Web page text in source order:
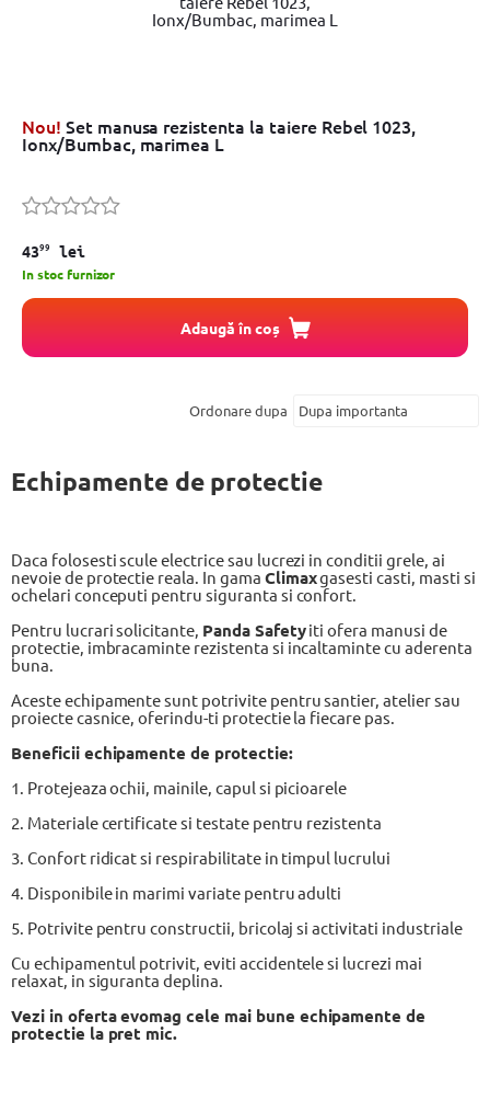
Nou! Set manusa rezistenta la taiere Rebel 1023,
Ionx/Bumbac, marimea L
4399 lei
In stoc furnizor
Adaugă în coș
Ordonare dupa
Echipamente de protectie
Daca folosesti scule electrice sau lucrezi in conditii grele, ai
nevoie de protectie reala. In gama Climaxgasesti casti, masti si
ochelari conceputi pentru siguranta si confort.
Pentru lucrari solicitante, Panda Safetyiti ofera manusi de
protectie, imbracaminte rezistenta si incaltaminte cu aderenta
buna.
Aceste echipamente sunt potrivite pentru santier, atelier sau
proiecte casnice, oferindu-ti protectie la fiecare pas.
Beneficii echipamente de protectie:
1. Protejeaza ochii, mainile, capul si picioarele
2. Materiale certificate si testate pentru rezistenta
3. Confort ridicat si respirabilitate in timpul lucrului
4. Disponibile in marimi variate pentru adulti
5. Potrivite pentru constructii, bricolaj si activitati industriale
Cu echipamentul potrivit, eviti accidentele si lucrezi mai
relaxat, in siguranta deplina.
Vezi in oferta evomag cele mai bune echipamente de
protectie la pret mic.